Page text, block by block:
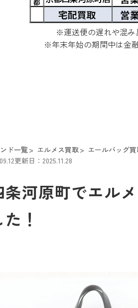
※運送便の遅れや混み
※年末年始の期間中は金
ド一覧 エルメス買取 エールバッグ
更新日：2025.11.28
条河原町でエル
！